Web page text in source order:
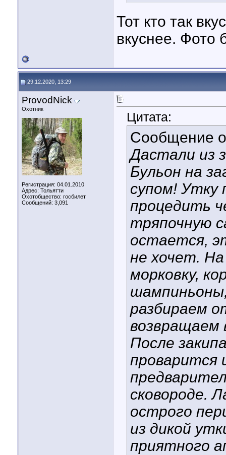
Тот кто так
вкуснее. Фото
29.12.2020, 13:29
ProvodNick
Охотник
Регистрация: 04.01.2010
Адрес: Тольятти
Охотобщество: госбилет
Сообщений: 3,091
Цитата:
Сообщение
Дастали из
Бульон на
супом! Утку
процедить
тряпочную
остается,
не хочет. На
морковку,
разбираем
возвращаем
После
проварится
сковороде.
острого
из дикой
приятного